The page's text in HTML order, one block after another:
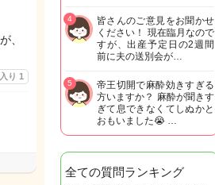
、
り 1
皆さんのご意見をお聞かせ
ください！ 現在臨月なので
すが、出産予定日の2週間
前に夫の送別会が…
4
帝王切開で麻酔効きすぎる
方いますか？ 麻酔が聞きす
ぎて息できなくてしぬかと
おもいました😭 …
5
全ての質問ランキング